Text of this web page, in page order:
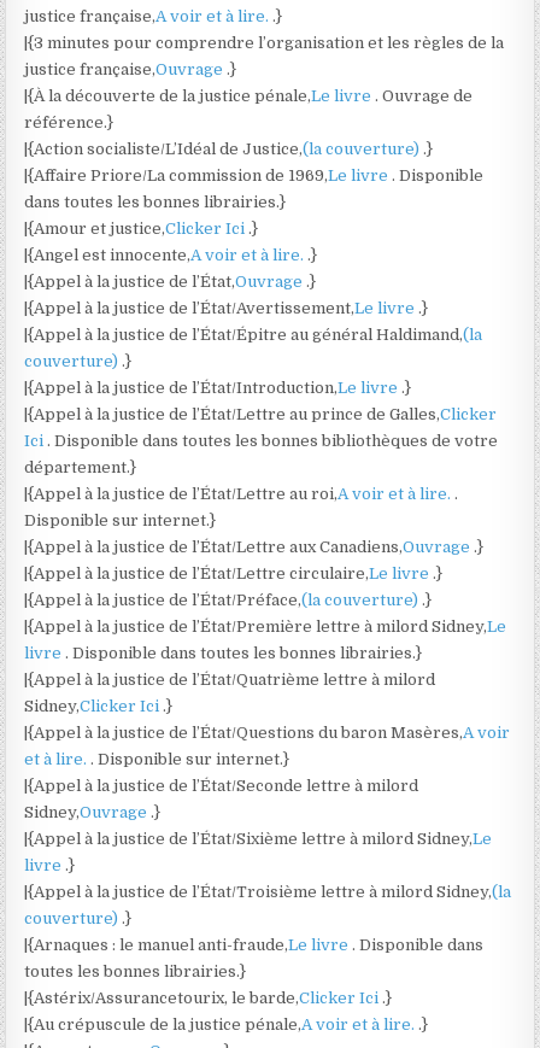
justice française,A voir et à lire..}
|{3 minutes pour comprendre l’organisation et les règles de la
justice française,Ouvrage.}
|{À la découverte de la justice pénale,Le livre. Ouvrage de
référence.}
|{Action socialiste/L’Idéal de Justice,(la couverture).}
|{Affaire Priore/La commission de 1969,Le livre. Disponible
dans toutes les bonnes librairies.}
|{Amour et justice,Clicker Ici.}
|{Angel est innocente,A voir et à lire..}
|{Appel à la justice de l’État,Ouvrage.}
|{Appel à la justice de l’État/Avertissement,Le livre.}
|{Appel à la justice de l’État/Épitre au général Haldimand,(la
couverture).}
|{Appel à la justice de l’État/Introduction,Le livre.}
|{Appel à la justice de l’État/Lettre au prince de Galles,Clicker
Ici. Disponible dans toutes les bonnes bibliothèques de votre
département.}
|{Appel à la justice de l’État/Lettre au roi,A voir et à lire..
Disponible sur internet.}
|{Appel à la justice de l’État/Lettre aux Canadiens,Ouvrage.}
|{Appel à la justice de l’État/Lettre circulaire,Le livre.}
|{Appel à la justice de l’État/Préface,(la couverture).}
|{Appel à la justice de l’État/Première lettre à milord Sidney,Le
livre. Disponible dans toutes les bonnes librairies.}
|{Appel à la justice de l’État/Quatrième lettre à milord
Sidney,Clicker Ici.}
|{Appel à la justice de l’État/Questions du baron Masères,A voir
et à lire.. Disponible sur internet.}
|{Appel à la justice de l’État/Seconde lettre à milord
Sidney,Ouvrage.}
|{Appel à la justice de l’État/Sixième lettre à milord Sidney,Le
livre.}
|{Appel à la justice de l’État/Troisième lettre à milord Sidney,(la
couverture).}
|{Arnaques : le manuel anti-fraude,Le livre. Disponible dans
toutes les bonnes librairies.}
|{Astérix/Assurancetourix, le barde,Clicker Ici.}
|{Au crépuscule de la justice pénale,A voir et à lire..}